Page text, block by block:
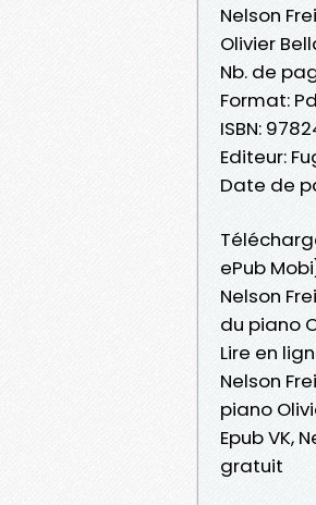
Nelson
Olivier
Nb. de
Format:
ISBN:
Editeur:
Date de
ePub
Nelson
du piano
Lire en
Nelson
piano
Epub VK,
gratuit